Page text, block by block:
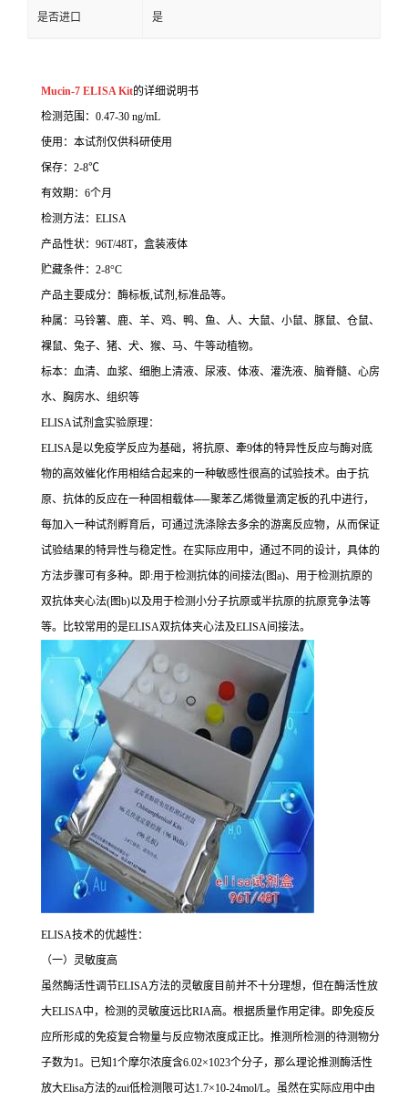
是否进口 是
Mucin-7 ELISA Kit的详细说明书
检测范围：0.47-30 ng/mL
使用：本试剂仅供科研使用
保存：2-8℃
有效期：6个月
检测方法：ELISA
产品性状：96T/48T，盒装液体
贮藏条件：2-8°C
产品主要成分：酶标板,试剂,标准品等。
种属：马铃薯、鹿、羊、鸡、鸭、鱼、人、大鼠、小鼠、豚鼠、仓鼠、
裸鼠、兔子、猪、犬、猴、马、牛等动植物。
标本：血清、血浆、细胞上清液、尿液、体液、灌洗液、脑脊髓、心房
水、胸房水、组织等
ELISA试剂盒实验原理：
ELISA是以免疫学反应为基础，将抗原、牽9体的特异性反应与酶对底
物的高效催化作用相结合起来的一种敏感性很高的试验技术。由于抗
原、抗体的反应在一种固相载体──聚苯乙烯微量滴定板的孔中进行，
每加入一种试剂孵育后，可通过洗涤除去多余的游离反应物，从而保证
试验结果的特异性与稳定性。在实际应用中，通过不同的设计，具体的
方法步骤可有多种。即:用于检测抗体的间接法(图a)、用于检测抗原的
双抗体夹心法(图b)以及用于检测小分子抗原或半抗原的抗原竞争法等
等。比较常用的是ELISA双抗体夹心法及ELISA间接法。
ELISA技术的优越性：
（一）灵敏度高
虽然酶活性调节ELISA方法的灵敏度目前并不十分理想，但在酶活性放
大ELISA中，检测的灵敏度远比RIA高。根据质量作用定律。即免疫反
应所形成的免疫复合物量与反应物浓度成正比。推测所检测的待测物分
子数为1。已知1个摩尔浓度含6.02×1023个分子，那么理论推测酶活性
放大Elisa方法的zui低检测限可达1.7×10-24mol/L。虽然在实际应用中由